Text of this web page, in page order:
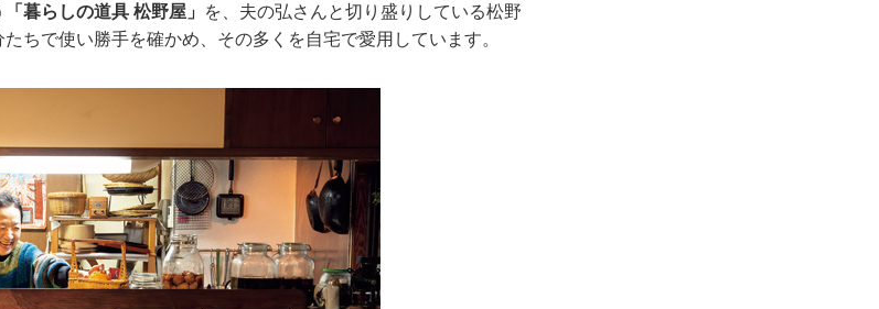
「暮らしの道具 松野屋」
を、夫の弘さんと切り盛りしている松野
ちで使い勝手を確かめ、その多くを自宅で愛用しています。